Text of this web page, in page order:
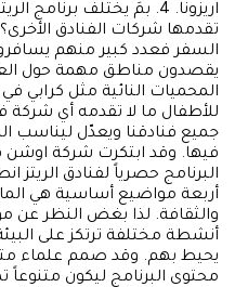
اريزونا. 4. بمَ يختلف
تقدمها شركات الفنادق
السفر فعدد كبير منهم
يقصدون مناطق مهمة حول
المحميات النائية مثل كرابي في
للأطفال ما لا تقدمه أي شركة
جميع فنادقنا ويعدّل ليناسب
فيها. وقد ابتكرت شركة
البرنامج حصرياً لفنادق الريتز
أربعة مواضيع أساسية هي
والثقافة. لذا بغض النظر
أنشطة مختلفة ترتكز على
يحيط بهم. وقد صمم علماء
محتوى البرنامج ليكون متنوعاً